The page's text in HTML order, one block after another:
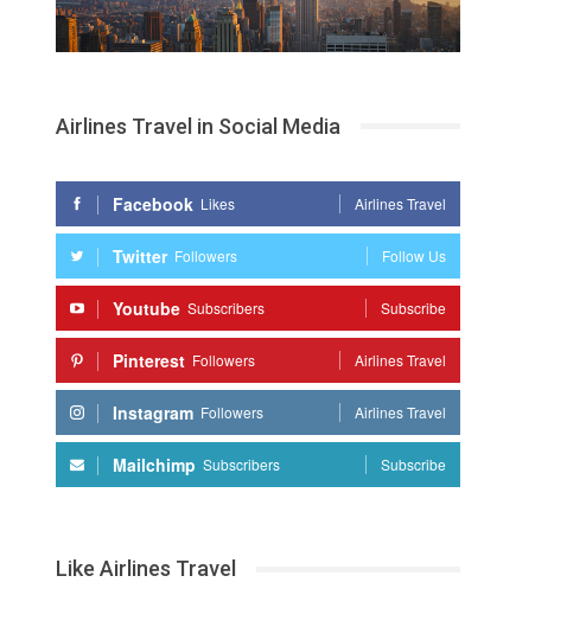
Airlines Travel in Social Media
Facebook Likes Airlines Travel
Twitter Followers Follow Us
Youtube Subscribers Subscribe
Pinterest Followers Airlines Travel
Instagram Followers Airlines Travel
Mailchimp Subscribers Subscribe
Like Airlines Travel